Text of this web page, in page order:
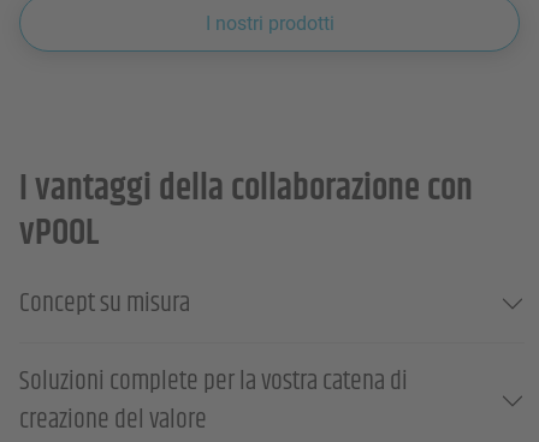
I nostri prodotti
I vantaggi della collaborazione con
vPOOL
Concept su misura
Soluzioni complete per la vostra catena di
creazione del valore